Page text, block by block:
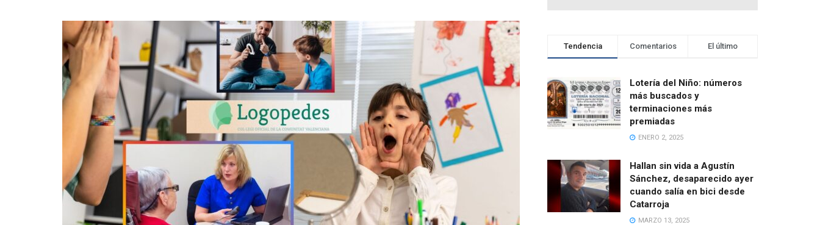
Tendencia Comentarios El último
Lotería del Niño: números
más buscados y
terminaciones más
premiadas
ENERO 2, 2025
Hallan sin vida a Agustín
Sánchez, desaparecido ayer
cuando salía en bici desde
Catarroja
MARZO 13, 2025